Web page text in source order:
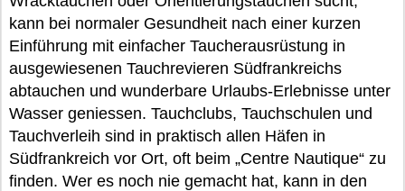
kann bei normaler Gesundheit nach einer kurzen
Einführung mit einfacher Taucherausrüstung in
ausgewiesenen Tauchrevieren Südfrankreichs
abtauchen und wunderbare Urlaubs-Erlebnisse unter
Wasser geniessen. Tauchclubs, Tauchschulen und
Tauchverleih sind in praktisch allen Häfen in
Südfrankreich vor Ort, oft beim „Centre Nautique“ zu
finden. Wer es noch nie gemacht hat, kann in den